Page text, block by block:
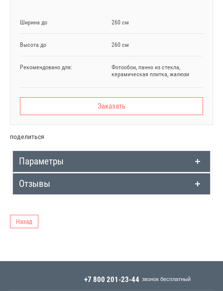
Ширина до 260 см
Высота до 260 см
Рекомендовано для:
Фотообои, панно из стекла,
керамическая плитка, жалюзи
Заказать
поделиться
Параметры
Отзывы
Назад
+7 800 201-23-44